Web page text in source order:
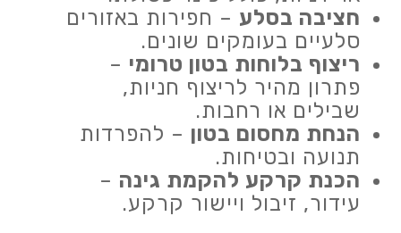
חציבה בסלע – חפירות באזורים
סלעיים בעומקים שונים.
ריצוף בלוחות בטון טרומי –
פתרון מהיר לריצוף חניות,
שבילים או רחבות.
הנחת מחסום בטון – להפרדות
תנועה ובטיחות.
הכנת קרקע להקמת גינה –
עידור, זיבול ויישור קרקע.